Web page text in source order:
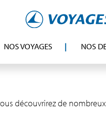
NOS VOYAGES NOS
découvrirez de